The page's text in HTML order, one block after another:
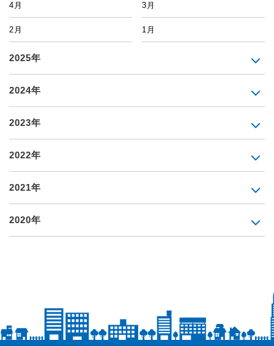
4月 3月
2月 1月
2025年
2024年
2023年
2022年
2021年
2020年